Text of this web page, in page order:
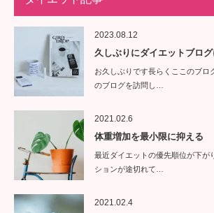
2023.08.12
久しぶりにダイエットブロ
お久しぶりです長らくここのブロ
のブログを訪問し…
2021.02.6
体重増加を最小限に抑える
最近ダイエットの優先順位が下が
ションが途切れて…
2021.02.4